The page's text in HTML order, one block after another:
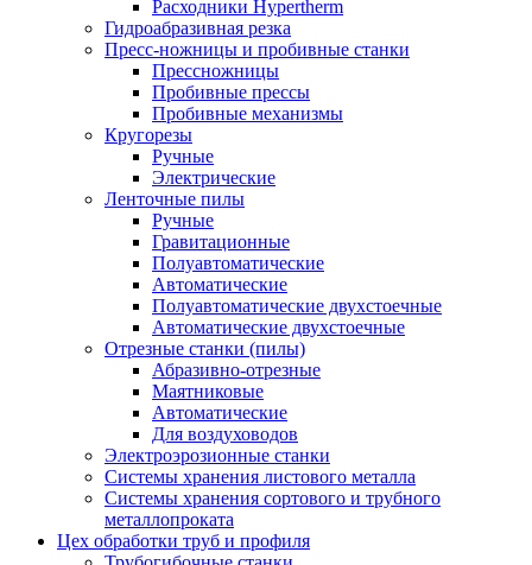
Расходники Hypertherm
Гидроабразивная резка
Пресс-ножницы и пробивные станки
Прессножницы
Пробивные прессы
Пробивные механизмы
Кругорезы
Ручные
Электрические
Ленточные пилы
Ручные
Гравитационные
Полуавтоматические
Автоматические
Полуавтоматические двухстоечные
Автоматические двухстоечные
Отрезные станки (пилы)
Абразивно-отрезные
Маятниковые
Автоматические
Для воздуховодов
Электроэрозионные станки
Системы хранения листового металла
Системы хранения сортового и трубного
металлопроката
Цех обработки труб и профиля